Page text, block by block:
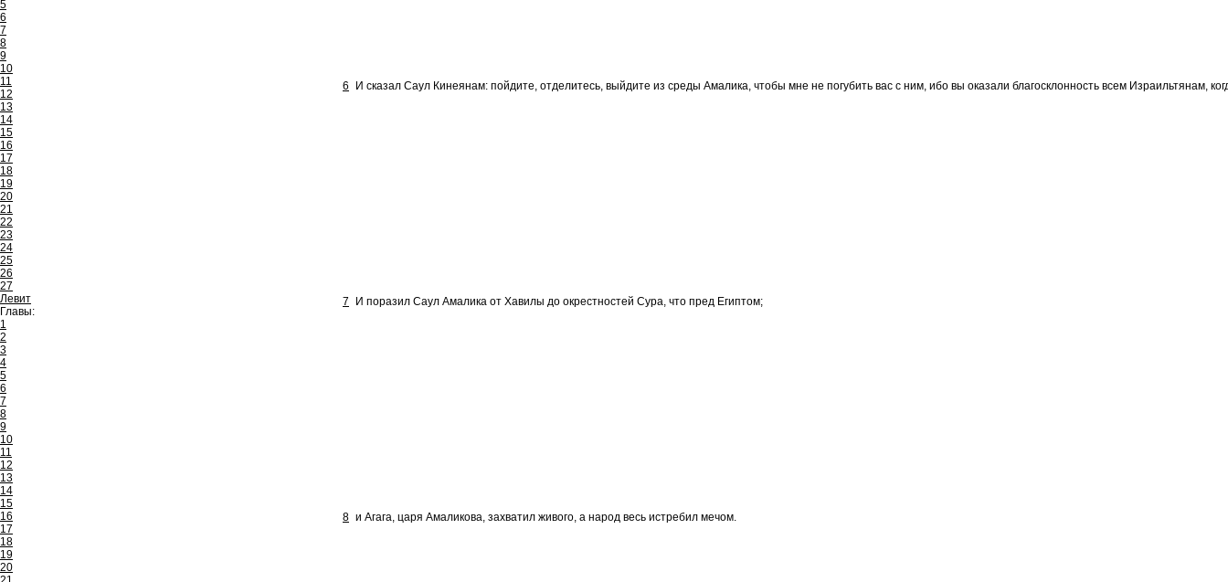
5
6
7
8
9
10
11
12
13
14
15
16
17
18
19
20
21
22
23
24
25
26
27
Левит
Главы:
1
2
3
4
5
6
7
8
9
10
11
12
13
14
15
16
17
18
19
20
6 И сказал Саул Кинеянам: пойдите, отделитесь, выйдите из среды Амалика, чтобы мне не погубить вас с ним, ибо вы оказали благосклонность всем Израильтянам,
7 И поразил Саул Амалика от Хавилы до окрестностей Сура, что пред Египтом;
8 и Агага, царя Амаликова, захватил живого, а народ весь истребил мечом.